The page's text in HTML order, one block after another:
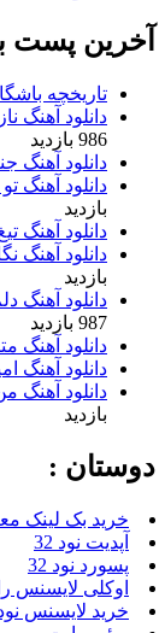
آخرین پست
تاریخچه
دانلود آهنگ
986 بازدید
دانلود آهنگ
دانلود آهنگ
بازدید
دانلود آهنگ
دانلود آهنگ
بازدید
دانلود آهنگ
987 بازدید
دانلود آهنگ
دانلود آهنگ
دانلود آهنگ
بازدید
دوستان :
خرید بک لینک
آپدیت نود 32
پسورد نود 32
اوکلی لایسنس
خرید لایسنس نود